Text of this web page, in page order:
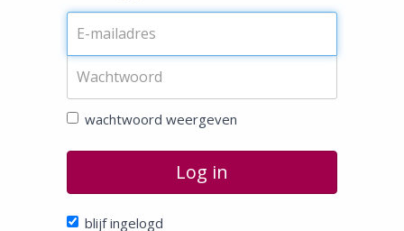
wachtwoord weergeven
Log in
blijf ingelogd